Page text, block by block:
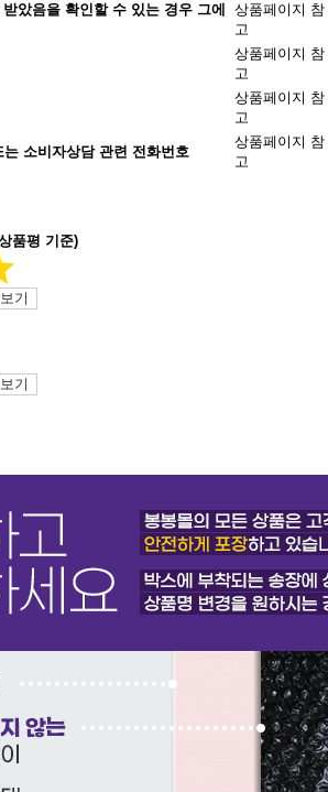
았음을 확인할 수 있는 경우 그에
상품페이지 참
고
상품페이지 참
고
상품페이지 참
고
소비자상담 관련 전화번호
상품페이지 참
고
품평 기준)
기
기